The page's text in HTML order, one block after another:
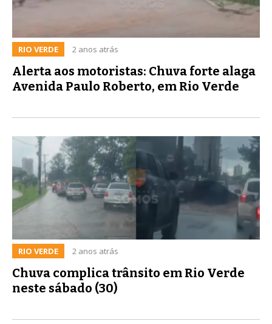
RIO VERDE 2 anos atrás
Alerta aos motoristas: Chuva forte alaga
Avenida Paulo Roberto, em Rio Verde
RIO VERDE 2 anos atrás
Chuva complica trânsito em Rio Verde
neste sábado (30)